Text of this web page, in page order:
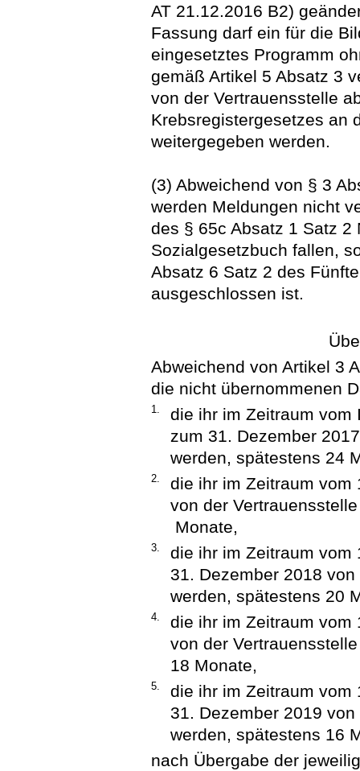
AT 21.12.2016 B2)
Fassung darf ein für die
eingesetztes Programm
gemäß Artikel 5 Absatz 3
von der Vertrauensstelle
Krebsregistergesetzes an
weitergegeben werden.
(3) Abweichend von § 3
werden Meldungen nicht
des § 65c Absatz 1 Satz 2
Sozialgesetzbuch fallen,
Absatz 6 Satz 2 des
ausgeschlossen ist.
Abweichend von Artikel 3
die nicht übernommenen
1.
die ihr im Zeitraum vom
zum 31. Dezember
werden, spätestens 24
2.
die ihr im Zeitraum vom
von der
Monate,
3.
die ihr im Zeitraum vom
31. Dezember 2018
werden, spätestens 20
4.
die ihr im Zeitraum vom
von der
18 Monate,
5.
die ihr im Zeitraum vom
31. Dezember 2019
werden, spätestens 16
nach Übergabe der